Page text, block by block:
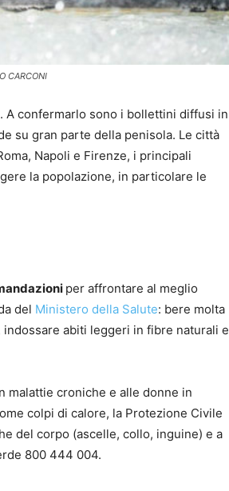
CARCONI
. A confermarlo sono i bollettini diffusi in
su gran parte della penisola. Le città
Napoli e Firenze, i principali
la popolazione, in particolare le
per affrontare al meglio
del Ministero della Salute: bere molta
indossare abiti leggeri in fibre naturali e
malattie croniche e alle donne in
colpi di calore, la Protezione Civile
del corpo (ascelle, collo, inguine) e a
800 444 004.